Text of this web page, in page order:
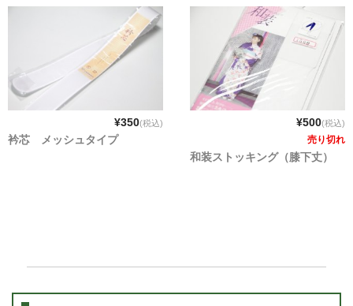
¥350(税込)
衿芯 メッシュタイプ
¥500(税込)
売り切れ
和装ストッキング（膝下丈）